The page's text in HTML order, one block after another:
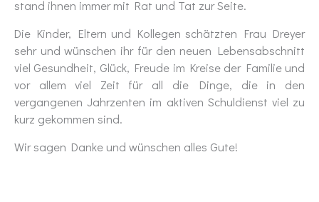
stand ihnen immer mit Rat und Tat zur Seite.
Die Kinder, Eltern und Kollegen schätzten Frau Dreyer
sehr und wünschen ihr für den neuen Lebensabschnitt
viel Gesundheit, Glück, Freude im Kreise der Familie und
vor allem viel Zeit für all die Dinge, die in den
vergangenen Jahrzenten im aktiven Schuldienst viel zu
kurz gekommen sind.
Wir sagen Danke und wünschen alles Gute!